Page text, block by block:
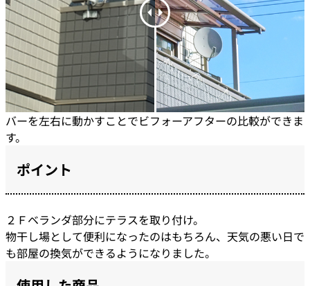
バーを左右に動かすことでビフォーアフターの比較ができま
す。
ポイント
２Ｆベランダ部分にテラスを取り付け。
物干し場として便利になったのはもちろん、天気の悪い日で
も部屋の換気ができるようになりました。